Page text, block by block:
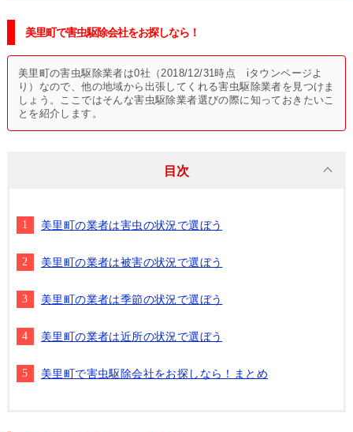
美里町で害虫駆除会社をお探しなら！
美里町の害虫駆除業者は0社（2018/12/31時点 iタウンページよ
り）なので、他の地域から出張してくれる害虫駆除業者を見つけま
しょう。ここではそんな害虫駆除業者選びの際に知っておきたいこ
とを紹介します。
目次
美里町の業者は害虫の状況で選ぼう
美里町の業者は被害の状況で選ぼう
美里町の業者は季節の状況で選ぼう
美里町の業者は近所の状況で選ぼう
美里町で害虫駆除会社をお探しなら！まとめ